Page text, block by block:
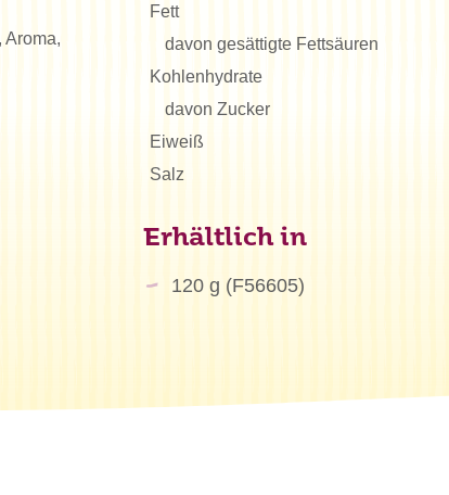
Aroma,
Fett
davon gesättigte Fettsäuren
Kohlenhydrate
davon Zucker
Eiweiß
Salz
Erhältlich in
120 g (F56605)